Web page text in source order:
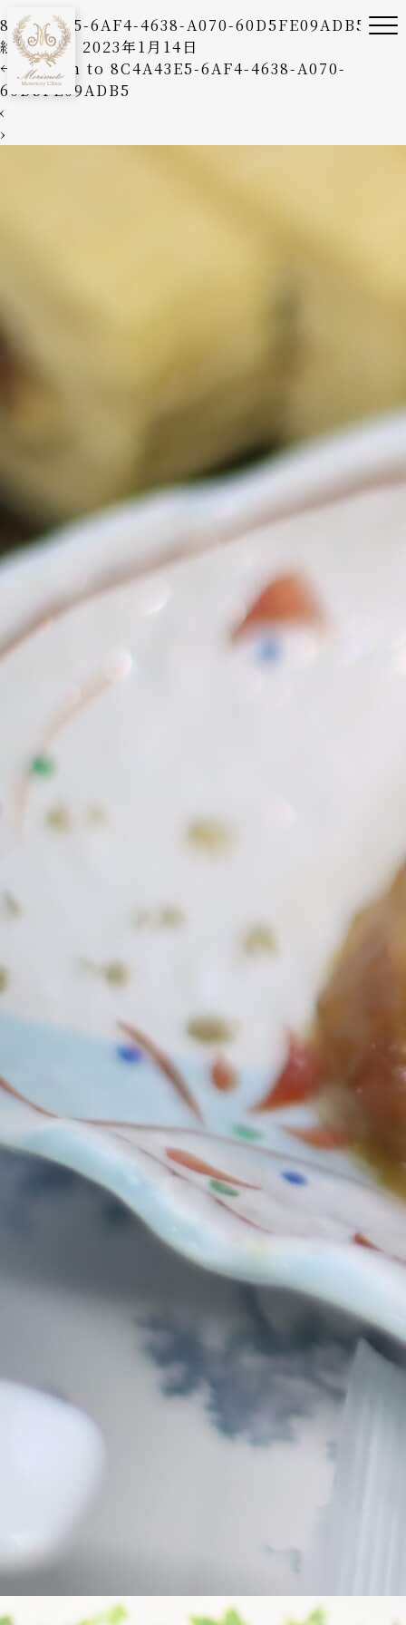
8C4A43E5-6AF4-4638-A070-60D5FE09ADB5
絵美森本
2023年1月14日
←
Return to 8C4A43E5-6AF4-4638-A070-
60D5FE09ADB5
‹
›